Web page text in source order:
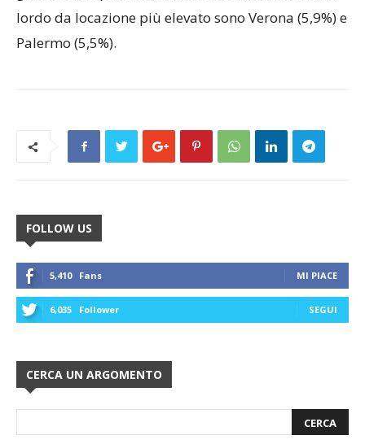
lordo da locazione più elevato sono Verona (5,9%) e
Palermo (5,5%).
FOLLOW US
5,410 Fans MI PIACE
6,035 Follower SEGUI
CERCA UN ARGOMENTO